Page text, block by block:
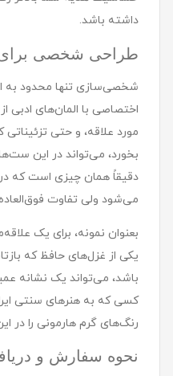
داشته باشد.
طراحی شخصی
شخصی‌سازی تنها محدود به
اختصاصی با المان‌های ادبی
مورد علاقه، و حتی
بخورد، می‌تواند در این
دقیقاً همان چیزی است که
می‌شود ولی تفاوت
بعنوان نمونه، برای یک
یکی از غزل‌های حافظ که
باشد، می‌تواند یک نشانه
کسی که به هنرهای سنتی
رنگ‌های گرم هارمونی را در
نحوه سفارش و